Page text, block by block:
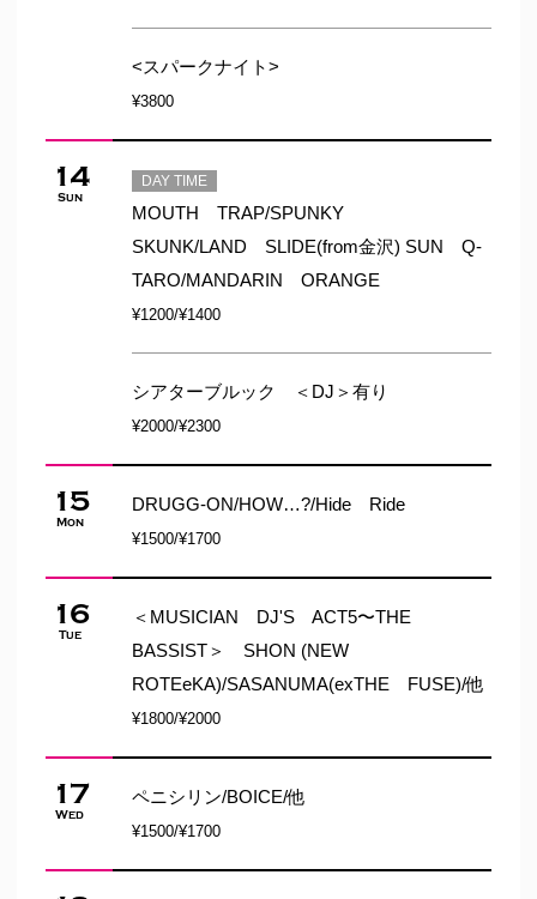
<スパークナイト>
¥3800
14
Sun
DAY TIME
MOUTH TRAP/SPUNKY
SKUNK/LAND SLIDE(from金沢) SUN Q-
TARO/MANDARIN ORANGE
¥1200/¥1400
シアターブルック ＜DJ＞有り
¥2000/¥2300
15
Mon
DRUGG-ON/HOW…?/Hide Ride
¥1500/¥1700
16
Tue
＜MUSICIAN DJ'S ACT5〜THE
BASSIST＞ SHON (NEW
ROTEeKA)/SASANUMA(exTHE FUSE)/他
¥1800/¥2000
17
Wed
ペニシリン/BOICE/他
¥1500/¥1700